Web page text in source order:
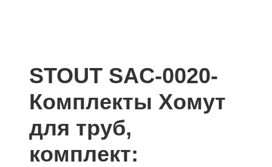
STOUT SAC-0020-
Комплекты Хомут
для труб,
комплект: